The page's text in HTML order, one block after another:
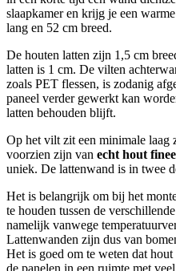
slaapkamer en krijg je een
lang en 52 cm breed.
De houten latten zijn 1,5 cm
latten is 1 cm. De vilten
zoals PET flessen, is zodanig
paneel verder gewerkt kan
latten behouden blijft.
Op het vilt zit een minimale
voorzien zijn van echt hout
uniek. De lattenwand is in twee
Het is belangrijk om bij het
te houden tussen de
namelijk vanwege
Lattenwanden zijn dus van
Het is goed om te weten dat
de panelen in een ruimte met